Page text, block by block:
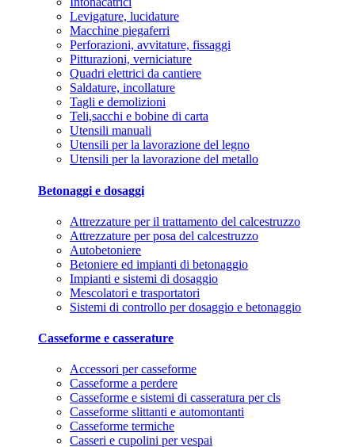
Levigature, lucidature
Macchine piegaferri
Perforazioni, avvitature, fissaggi
Pitturazioni, verniciature
Quadri elettrici da cantiere
Saldature, incollature
Tagli e demolizioni
Teli,sacchi e bobine di carta
Utensili manuali
Utensili per la lavorazione del legno
Utensili per la lavorazione del metallo
Betonaggi e dosaggi
Attrezzature per il trattamento del calcestruzzo
Attrezzature per posa del calcestruzzo
Autobetoniere
Betoniere ed impianti di betonaggio
Impianti e sistemi di dosaggio
Mescolatori e trasportatori
Sistemi di controllo per dosaggio e betonaggio
Casseforme e casserature
Accessori per casseforme
Casseforme a perdere
Casseforme e sistemi di casseratura per cls
Casseforme slittanti e automontanti
Casseforme termiche
Casseri e cupolini per vespai